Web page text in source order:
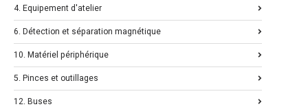
4. Equipement d'atelier
6. Détection et séparation magnétique
10. Matériel périphérique
5. Pinces et outillages
12. Buses